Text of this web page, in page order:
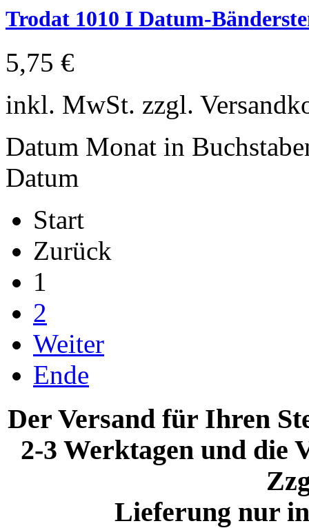
Trodat 1010 I Datum-
5,75 €
inkl. MwSt. zzgl.
Datum Monat in
Datum
Start
Zurück
1
2
Weiter
Ende
Der Versand für Ihren
2-3 Werktagen und die
Lieferung nur